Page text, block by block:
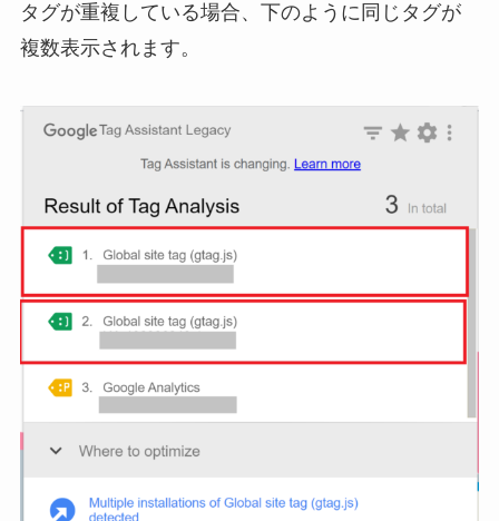
タグが重複している場合、下のように同じタグが
複数表示されます。